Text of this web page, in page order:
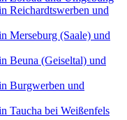
Reichardtswerben und
Merseburg (Saale) und
Beuna (Geiseltal) und
Burgwerben und
Taucha bei Weißenfels